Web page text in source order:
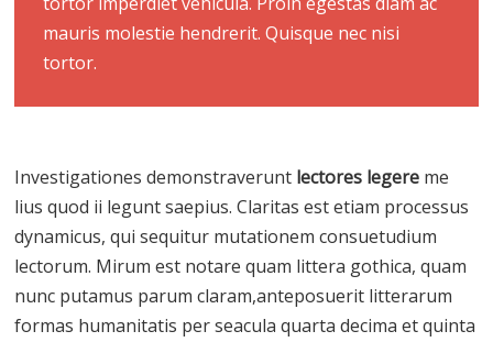
mauris molestie hendrerit. Quisque nec nisi
tortor.
Investigationes demonstraverunt lectores legere me
lius quod ii legunt saepius. Claritas est etiam processus
dynamicus, qui sequitur mutationem consuetudium
lectorum. Mirum est notare quam littera gothica, quam
nunc putamus parum claram,anteposuerit litterarum
formas humanitatis per seacula quarta decima et quinta